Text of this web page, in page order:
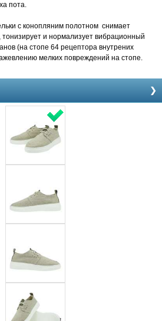
пота.
с конопляним полотном снимает
тонизирует и нормализует вибрационный
(на стопе 64 рецептора внутрених
мелких повреждений на стопе.